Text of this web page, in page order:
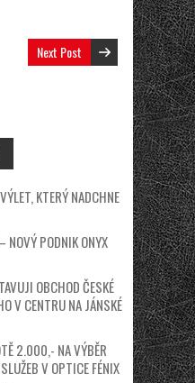
Next Post
KTERÝ NADCHNE
PODNIK ONYX
OBCHOD ČESKÉ
V CENTRU NA JÁNSKÉ
2.000,- NA VÝBĚR
V OPTICE FÉNIX